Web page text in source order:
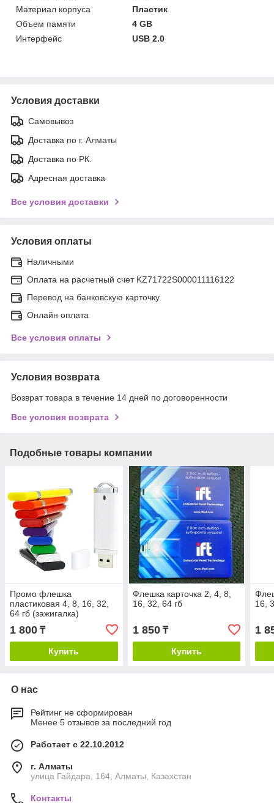
Материал корпуса
Пластик
Объем памяти
4 GB
Интерфейс
USB 2.0
Условия доставки
Самовывоз
Доставка по г. Алматы
Доставка по РК.
Адресная доставка
Все условия доставки
Условия оплаты
Наличными
Оплата на расчетный счет KZ71722S000011116122
Перевод на банковскую карточку
Онлайн оплата
Все условия оплаты
Условия возврата
Возврат товара в течение 14 дней по договоренности
Все условия возврата
Подобные товары компании
Промо флешка
пластиковая 4, 8, 16, 32,
64 гб (зажигалка)
1 800 ₸
Купить
Флешка карточка 2, 4, 8,
16, 32, 64 гб
1 850₸
Купить
16,
1
О нас
Рейтинг не сформирован
Менее 5 отзывов за последний год
Работает с 22.10.2012
г. Алматы
улица Гайдара, 164, Алматы, Казахстан
Контакты